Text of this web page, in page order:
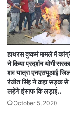
हाथरस दुष्कर्म मामले में
ने किया प्रदर्शन योगी
शव यात्रा एनएसयूआई
रंजीत सिंह ने कहा सड़क
लड़ेंगे इंसाफ कि लड़ाई..
October 5, 2020